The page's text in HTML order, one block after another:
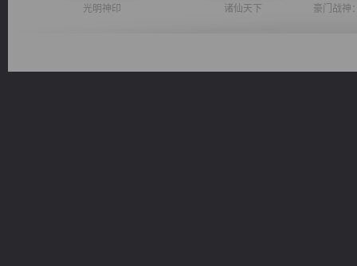
光明神印 诸仙天下